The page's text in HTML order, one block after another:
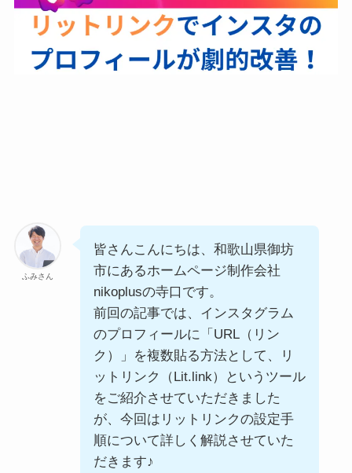
ブログ
お問い合わせ
子育てワークス
CONTACT
お問い合わせ窓口
弊社のLINEを登録いただくと
お問い合わせがよりスムーズです。
ふみさん
皆さんこんにちは、和歌山県御坊
市にあるホームページ制作会社
nikoplusの寺口です。
前回の記事では、インスタグラム
のプロフィールに「URL（リン
ク）」を複数貼る方法として、リ
ットリンク（Lit.link）というツール
をご紹介させていただきました
が、今回はリットリンクの設定手
順について詳しく解説させていた
だきます♪